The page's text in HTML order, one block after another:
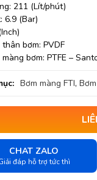
211 (Lít/phút)
6.9 (Bar)
bơm: PVDF
bơm: PTFE –
Bơm màng FTI,
CHAT ZALO
đáp hỗ trợ tức thì